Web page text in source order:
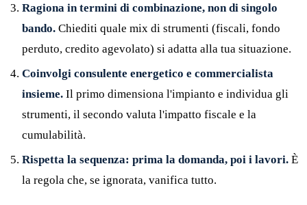
Ragiona in termini di combinazione, non di singolo
bando. Chiediti quale mix di strumenti (fiscali, fondo
perduto, credito agevolato) si adatta alla tua situazione.
Coinvolgi consulente energetico e commercialista
insieme. Il primo dimensiona l'impianto e individua gli
strumenti, il secondo valuta l'impatto fiscale e la
cumulabilità.
Rispetta la sequenza: prima la domanda, poi i lavori. È
la regola che, se ignorata, vanifica tutto.